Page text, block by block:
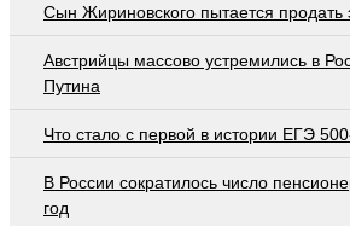
Сын Жириновского пытается продать
Австрийцы массово устремились в
Путина
Что стало с первой в истории ЕГЭ
В России сократилось число
год